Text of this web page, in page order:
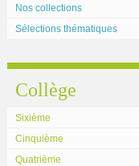
Nos collections
Sélections thématiques
Collège
Sixième
Cinquième
Quatrième